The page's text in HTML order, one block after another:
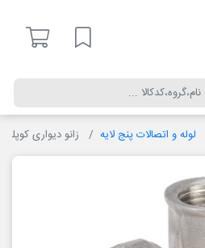
لیست مورد علاقه
لوله و اتصالات پنج لایه زانو دیواری